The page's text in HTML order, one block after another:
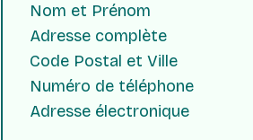
Nom et Prénom
Adresse complète
Code Postal et Ville
Numéro de téléphone
Adresse électronique